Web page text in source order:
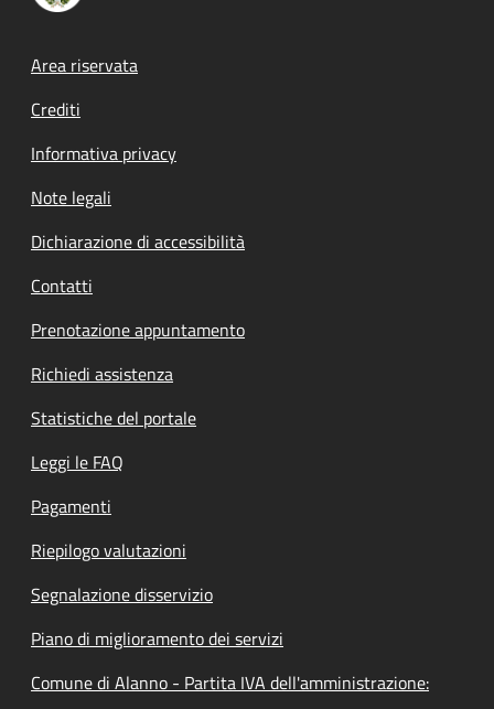
Footer menu
Area riservata
Crediti
Informativa privacy
Note legali
Dichiarazione di accessibilità
Contatti
Prenotazione appuntamento
Richiedi assistenza
Statistiche del portale
Leggi le FAQ
Pagamenti
Riepilogo valutazioni
Segnalazione disservizio
Piano di miglioramento dei servizi
Comune di Alanno - Partita IVA dell'amministrazione: